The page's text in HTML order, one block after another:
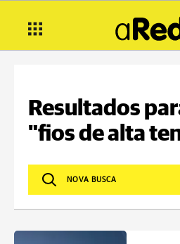
Resultados
"fios de alta